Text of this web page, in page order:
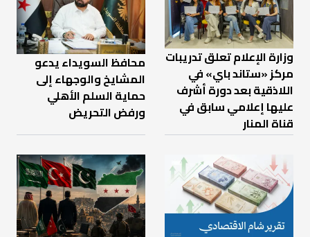
وزارة الإعلام تعلق تدريبات
مركز «ستاند باي» في
اللاذقية بعد دورة أشرف
عليها إعلامي سابق في
قناة المنار
محافظ السويداء يدعو
المشايخ والوجهاء إلى
حماية السلم الأهلي
ورفض التحريض